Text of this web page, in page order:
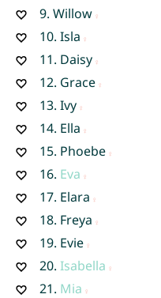
9. Willow
10. Isla
11. Daisy
12. Grace
13. Ivy
14. Ella
15. Phoebe
16. Eva
17. Elara
18. Freya
19. Evie
20. Isabella
21. Mia